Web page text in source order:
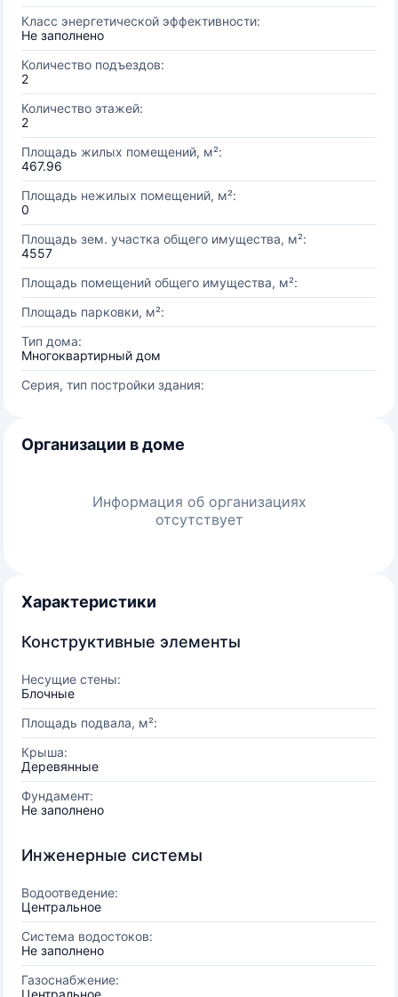
Класс энергетической эффективности:
Не заполнено
Количество подъездов:
2
Количество этажей:
2
Площадь жилых помещений, м²:
467.96
Площадь нежилых помещений, м²:
0
Площадь зем. участка общего имущества, м²:
4557
Площадь помещений общего имущества, м²:
Площадь парковки, м²:
Тип дома:
Многоквартирный дом
Серия, тип постройки здания:
Организации в доме
Информация об организациях
отсутствует
Характеристики
Конструктивные элементы
Несущие стены:
Блочные
Площадь подвала, м²:
Крыша:
Деревянные
Фундамент:
Не заполнено
Инженерные системы
Водоотведение:
Центральное
Система водостоков:
Не заполнено
Газоснабжение:
Центральное